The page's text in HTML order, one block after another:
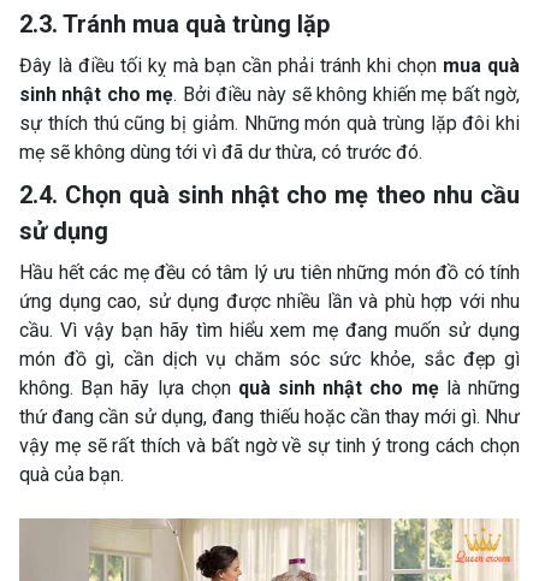
2.3. Tránh mua quà trùng lặp
Đây là điều tối kỵ mà bạn cần phải tránh khi chọn mua quà
sinh nhật cho mẹ. Bởi điều này sẽ không khiến mẹ bất ngờ,
sự thích thú cũng bị giảm. Những món quà trùng lặp đôi khi
mẹ sẽ không dùng tới vì đã dư thừa, có trước đó.
2.4. Chọn quà sinh nhật cho mẹ theo nhu cầu
sử dụng
Hầu hết các mẹ đều có tâm lý ưu tiên những món đồ có tính
ứng dụng cao, sử dụng được nhiều lần và phù hợp với nhu
cầu. Vì vậy bạn hãy tìm hiểu xem mẹ đang muốn sử dụng
món đồ gì, cần dịch vụ chăm sóc sức khỏe, sắc đẹp gì
không. Bạn hãy lựa chọn quà sinh nhật cho mẹlà những
thứ đang cần sử dụng, đang thiếu hoặc cần thay mới gì. Như
vậy mẹ sẽ rất thích và bất ngờ về sự tinh ý trong cách chọn
quà của bạn.